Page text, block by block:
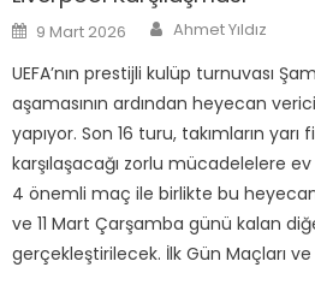
Posted
on
9 Mart 2026 Author
Ahmet Yıldız
UEFA’nın prestijli kulüp turnuvası
aşamasının ardından heyecan
yapıyor. Son 16 turu, takımların
karşılaşacağı zorlu mücadelelere
4 önemli maç ile birlikte bu
ve 11 Mart Çarşamba günü kalan
gerçekleştirilecek. İlk Gün Maçları